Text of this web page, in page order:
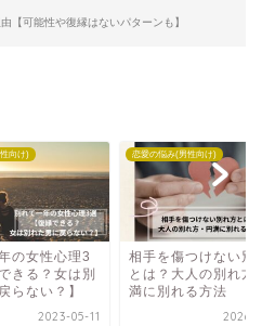
【可能性や復縁はないパターンも】
向け)
の女性心理3
きる？女は別
らない？】
2023-05-11
恋愛の悩み(男性向け)
相手を傷つけない別
とは？大人の別れ方
満に別れる方法
2026-